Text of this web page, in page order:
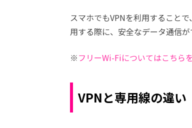
スマホでもVPNを利用すること
用する際に、安全なデータ通信が
※フリーWi-Fiについてはこちら
VPNと専用線の違い